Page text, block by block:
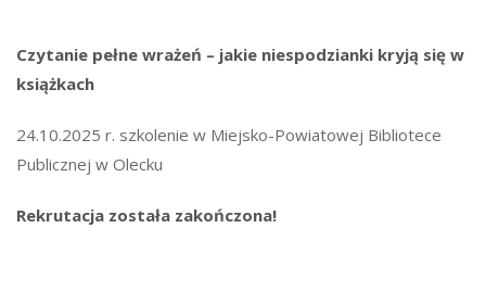
Czytanie pełne wrażeń – jakie niespodzianki kryją się w
książkach
24.10.2025 r. szkolenie w Miejsko-Powiatowej Bibliotece
Publicznej w Olecku
Rekrutacja została zakończona!